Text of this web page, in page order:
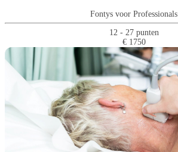
Fontys voor Professionals
12 - 27 punten
€ 1750